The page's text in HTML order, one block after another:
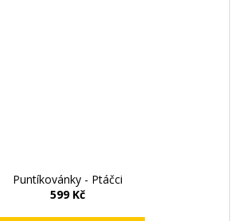
Puntíkovánky - Ptáčci
599 Kč